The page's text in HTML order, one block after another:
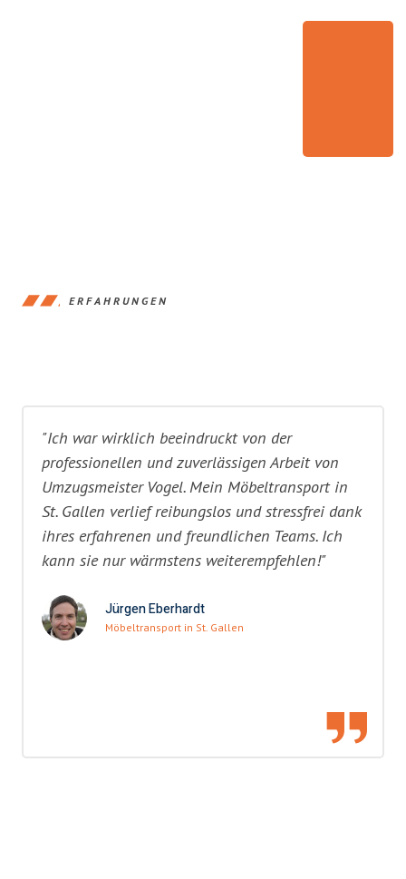
ERFAHRUNGEN
"Ich war wirklich beeindruckt von der
professionellen und zuverlässigen Arbeit von
Umzugsmeister Vogel. Mein Möbeltransport in
St. Gallen verlief reibungslos und stressfrei dank
ihres erfahrenen und freundlichen Teams. Ich
kann sie nur wärmstens weiterempfehlen!"
Jürgen Eberhardt
Möbeltransport in St. Gallen